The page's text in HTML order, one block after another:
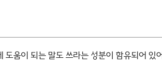
도움이 되는 말도 쓰라는 성분이 함유되어 있